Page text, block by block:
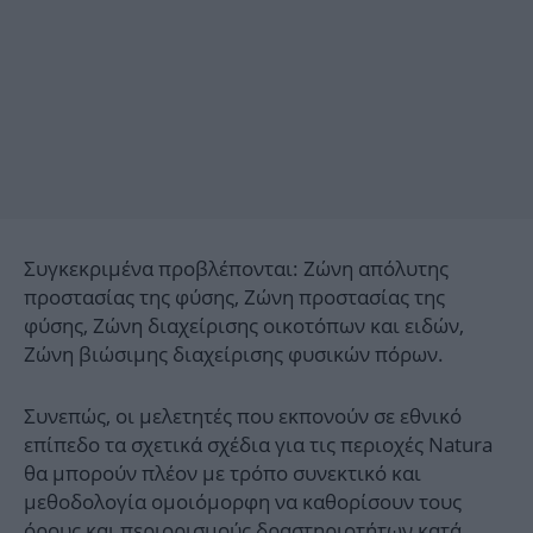
Συγκεκριμένα προβλέπονται: Ζώνη απόλυτης
προστασίας της φύσης, Ζώνη προστασίας της
φύσης, Ζώνη διαχείρισης οικοτόπων και ειδών,
Ζώνη βιώσιμης διαχείρισης φυσικών πόρων.
Συνεπώς, οι μελετητές που εκπονούν σε εθνικό
επίπεδο τα σχετικά σχέδια για τις περιοχές Natura
θα μπορούν πλέον με τρόπο συνεκτικό και
μεθοδολογία ομοιόμορφη να καθορίσουν τους